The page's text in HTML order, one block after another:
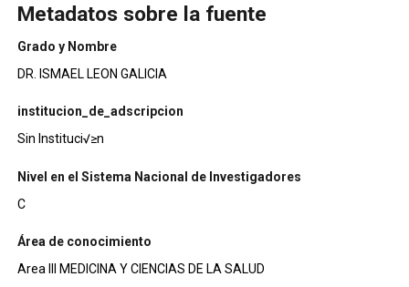
Metadatos sobre la fuente
Grado y Nombre
DR. ISMAEL LEON GALICIA
institucion_de_adscripcion
Sin Instituci√≥n
Nivel en el Sistema Nacional de Investigadores
C
Área de conocimiento
Area III MEDICINA Y CIENCIAS DE LA SALUD